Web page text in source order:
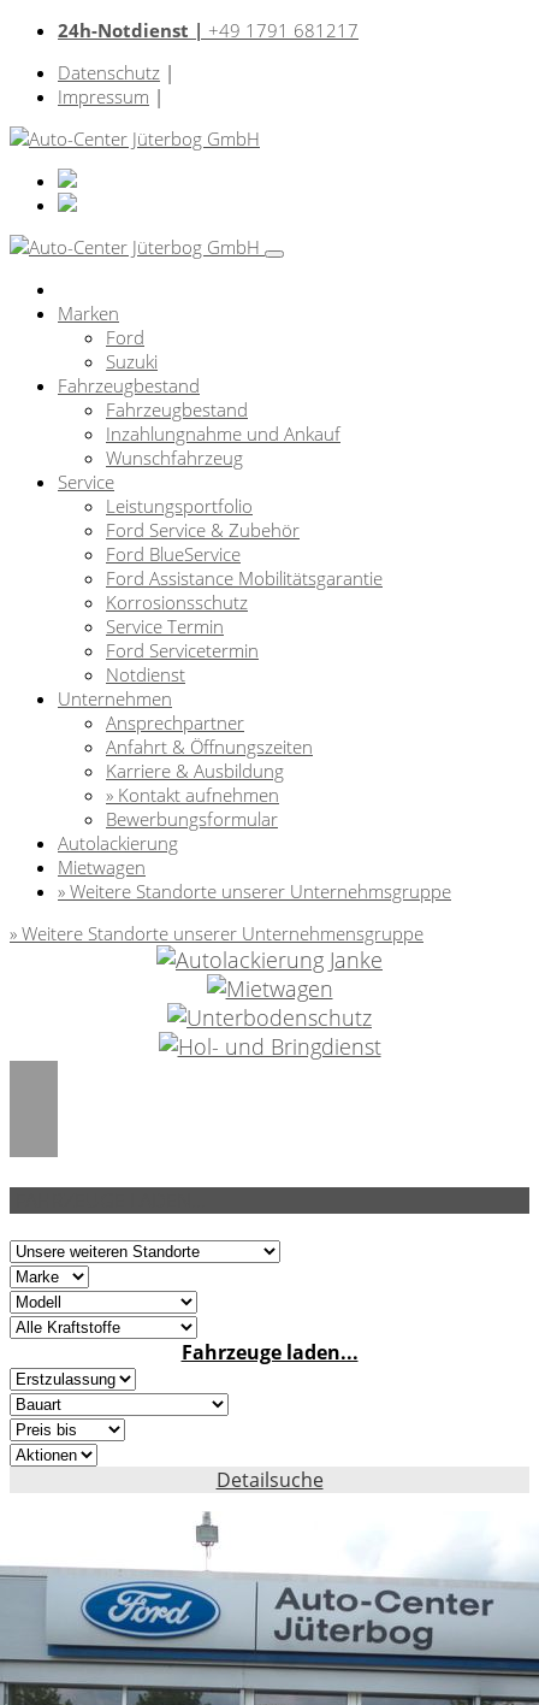
24h-Notdienst | +49 1791 681217
Datenschutz |
Impressum |
Marken
Ford
Suzuki
Fahrzeugbestand
Fahrzeugbestand
Inzahlungnahme und Ankauf
Wunschfahrzeug
Service
Leistungsportfolio
Ford Service & Zubehör
Ford BlueService
Ford Assistance Mobilitätsgarantie
Korrosionsschutz
Service Termin
Ford Servicetermin
Notdienst
Unternehmen
Ansprechpartner
Anfahrt & Öffnungszeiten
Karriere & Ausbildung
» Kontakt aufnehmen
Bewerbungsformular
Autolackierung
Mietwagen
» Weitere Standorte unserer Unternehmsgruppe
» Weitere Standorte unserer Unternehmensgruppe
Fahrzeuge laden...
Detailsuche